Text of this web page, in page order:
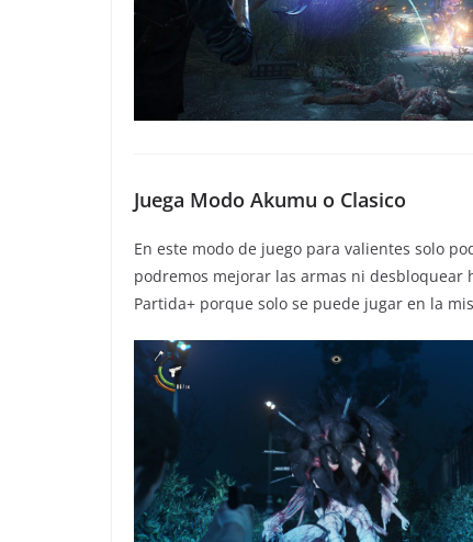
Juega Modo Akumu o Clasico
En este modo de juego para valientes solo
podremos mejorar las armas ni
Partida+ porque solo se puede jugar en la